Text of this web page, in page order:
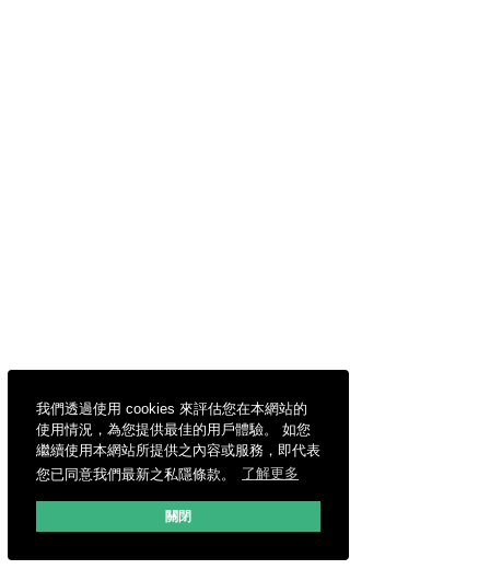
我們透過使用 cookies 來評估您在本網站的
使用情況，為您提供最佳的用戶體驗。 如您
繼續使用本網站所提供之內容或服務，即代表
您已同意我們最新之私隱條款。
了解更多
關閉